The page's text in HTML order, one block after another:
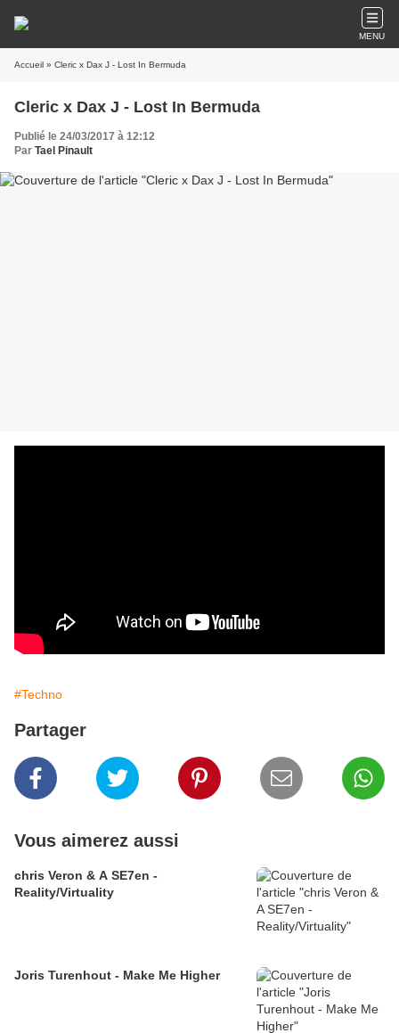
MENU
Accueil » Cleric x Dax J - Lost In Bermuda
Cleric x Dax J - Lost In Bermuda
Publié le 24/03/2017 à 12:12
Par Tael Pinault
#Techno
Partager
Vous aimerez aussi
chris Veron & A SE7en -
Reality/Virtuality
Joris Turenhout - Make Me Higher